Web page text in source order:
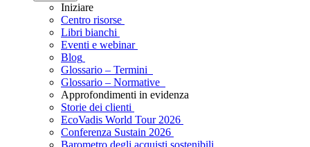
Iniziare
Centro risorse
Libri bianchi
Eventi e webinar
Blog
Glossario – Termini
Glossario – Normative
Approfondimenti in evidenza
Storie dei clienti
EcoVadis World Tour 2026
Conferenza Sustain 2026
Barometro degli acquisti sostenibili